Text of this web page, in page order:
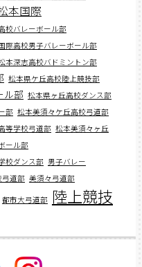
本国際
校バレーボール部
際高校男子バレーボール部
本深志高校バドミントン部
松本県ケ丘高校陸上競技部
ル部 松本県ヶ丘高校ダンス部
部 松本美須々ケ丘高校弓道部
等学校弓道部 松本美須々ヶ丘
ール部
校ダンス部 男子バレー
道部 美須々弓道部
都市大弓道部 陸上競技